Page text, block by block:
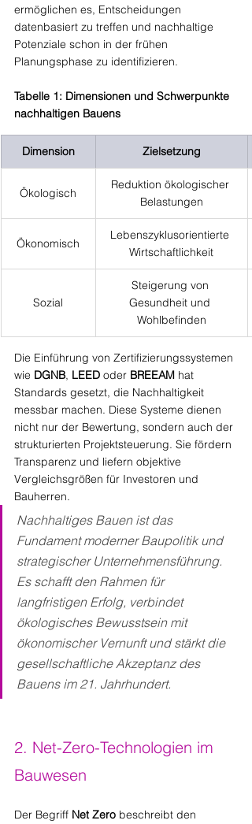
ermöglichen es, Entscheidungen
datenbasiert zu treffen und nachhaltige
Potenziale schon in der frühen
Planungsphase zu identifizieren.
Tabelle 1: Dimensionen und Schwerpunkte
nachhaltigen Bauens
Dimension Zielsetzung
Ökologisch
Reduktion ökologischer
Belastungen
Ökonomisch
Lebenszyklusorientierte
Wirtschaftlichkeit
Sozial
Steigerung von
Gesundheit und
Wohlbefinden
Die Einführung von Zertifizierungssystemen
wie DGNB, LEED oder BREEAM hat
Standards gesetzt, die Nachhaltigkeit
messbar machen. Diese Systeme dienen
nicht nur der Bewertung, sondern auch der
strukturierten Projektsteuerung. Sie fördern
Transparenz und liefern objektive
Vergleichsgrößen für Investoren und
Bauherren.
Nachhaltiges Bauen ist das
Fundament moderner Baupolitik und
strategischer Unternehmensführung.
Es schafft den Rahmen für
langfristigen Erfolg, verbindet
ökologisches Bewusstsein mit
ökonomischer Vernunft und stärkt die
gesellschaftliche Akzeptanz des
Bauens im 21. Jahrhundert.
2. Net-Zero-Technologien im
Bauwesen
Der Begriff Net Zero beschreibt den